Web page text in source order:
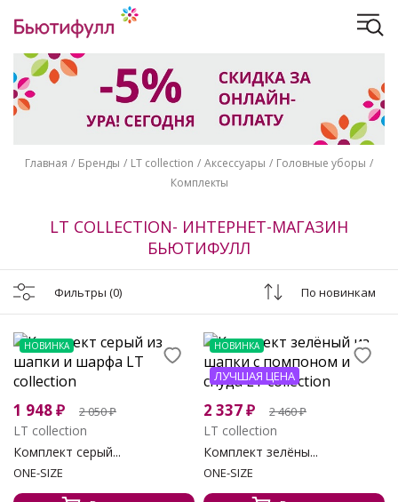
Главная Бренды LT collection Аксессуары
Головные уборы
Комплекты
LT COLLECTION- ИНТЕРНЕТ-МАГАЗИН
БЬЮТИФУЛЛ
Фильтры (0) По новинкам
НОВИНКА
1 948₽ 2 050₽
LT collection
Комплект серый...
ONE-SIZE
НОВИНКА
ЛУЧШАЯ ЦЕНА
2 337₽ 2 460₽
LT collection
Комплект зелёны...
ONE-SIZE